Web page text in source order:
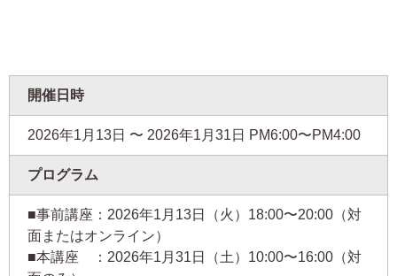
開催日時
2026年1月13日 〜 2026年1月31日 PM6:00〜PM4:00
プログラム
■事前講座：2026年1月13日（火）18:00〜20:00（対
面またはオンライン）
■本講座 ：2026年1月31日（土）10:00〜16:00（対